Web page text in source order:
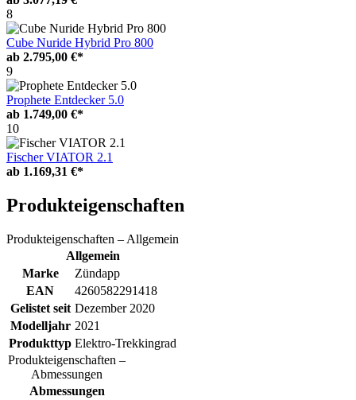
8
Cube Nuride Hybrid Pro 800
ab 2.795,00 €*
9
Prophete Entdecker 5.0
ab 1.749,00 €*
10
Fischer VIATOR 2.1
ab 1.169,31 €*
Produkteigenschaften
Produkteigenschaften – Allgemein
Allgemein
Marke
Zündapp
EAN
4260582291418
Gelistet seit Dezember 2020
Modelljahr 2021
Produkttyp Elektro-Trekkingrad
Produkteigenschaften –
Abmessungen
Abmessungen